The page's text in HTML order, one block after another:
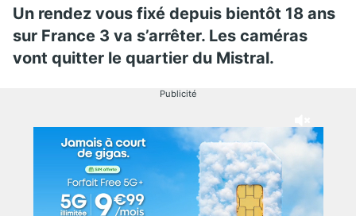
Un rendez vous fixé depuis bientôt 18 ans
sur France 3 va s’arrêter. Les caméras
vont quitter le quartier du Mistral.
Publicité